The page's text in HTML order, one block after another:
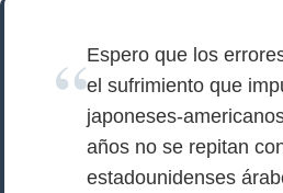
Espero que los
el sufrimiento que
japoneses-
años no se repitan
estadounidenses